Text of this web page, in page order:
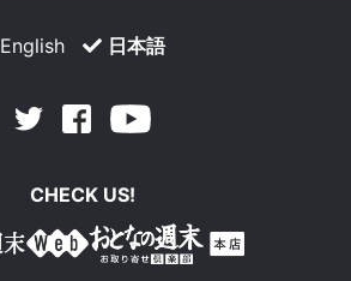
English 日本語
Twitter Facebook
CHECK US!